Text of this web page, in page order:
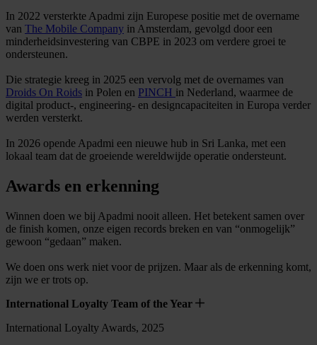
In 2022 versterkte Apadmi zijn Europese positie met de overname
van The Mobile Company in Amsterdam, gevolgd door een
minderheidsinvestering van CBPE in 2023 om verdere groei te
ondersteunen.
Die strategie kreeg in 2025 een vervolg met de overnames van
Droids On Roids in Polen en PINCH in Nederland, waarmee de
digital product-, engineering- en designcapaciteiten in Europa verder
werden versterkt.
In 2026 opende Apadmi een nieuwe hub in Sri Lanka, met een
lokaal team dat de groeiende wereldwijde operatie ondersteunt.
Awards en erkenning
Winnen doen we bij Apadmi nooit alleen. Het betekent samen over
de finish komen, onze eigen records breken en van “onmogelijk”
gewoon “gedaan” maken.
We doen ons werk niet voor de prijzen. Maar als de erkenning komt,
zijn we er trots op.
International Loyalty Team of the Year
International Loyalty Awards, 2025